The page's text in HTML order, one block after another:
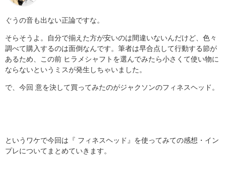
ぐうの音も出ない正論ですな。
そらそうよ。自分で揃えた方が安いのは間違いないんだけど、色々
調べて購入するのは面倒なんです。筆者は早合点して行動する節が
あるため、この前 ヒラメシャフトを選んでみたら小さくて使い物に
ならないというミスが発生しちゃいました。
で、今回 意を決して買ってみたのがジャクソンのフィネスヘッド。
というワケで今回は『 フィネスヘッド』を使ってみての感想・イン
プレについてまとめていきます。